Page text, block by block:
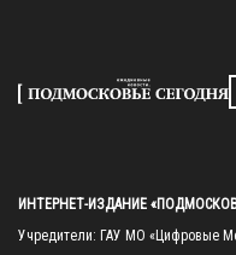
ИНТЕРНЕТ-ИЗДАНИЕ
Учредители: ГАУ МО «Цифровые